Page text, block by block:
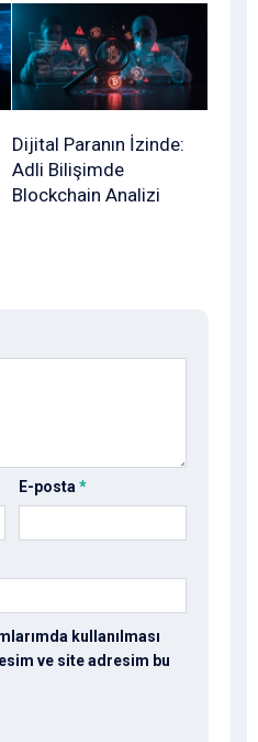
Dijital Paranın İzinde:
Adli Bilişimde
Blockchain Analizi
E-posta*
kullanılması
ve site adresim bu